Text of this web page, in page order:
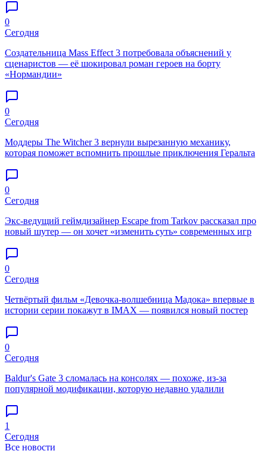
0
Сегодня
Создательница Mass Effect 3 потребовала объяснений у
сценаристов — её шокировал роман героев на борту
«Нормандии»
0
Сегодня
Моддеры The Witcher 3 вернули вырезанную механику,
которая поможет вспомнить прошлые приключения Геральта
0
Сегодня
Экс-ведущий геймдизайнер Escape from Tarkov рассказал про
новый шутер — он хочет «изменить суть» современных игр
0
Сегодня
Четвёртый фильм «Девочка-волшебница Мадока» впервые в
истории серии покажут в IMAX — появился новый постер
0
Сегодня
Baldur's Gate 3 сломалась на консолях — похоже, из-за
популярной модификации, которую недавно удалили
1
Сегодня
Все новости